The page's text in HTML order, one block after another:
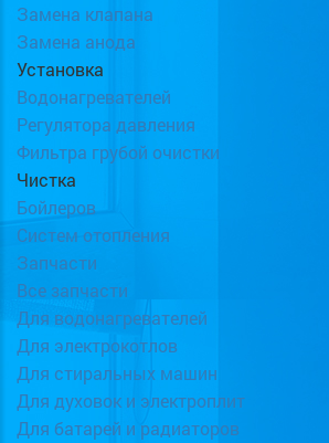
Замена клапана
Замена анода
Установка
Водонагревателей
Регулятора давления
Фильтра грубой очистки
Чистка
Бойлеров
Систем отопления
Запчасти
Все запчасти
Для водонагревателей
Для электрокотлов
Для стиральных машин
Для духовок и электроплит
Для батарей и радиаторов